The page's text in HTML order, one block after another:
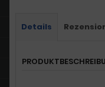
Details